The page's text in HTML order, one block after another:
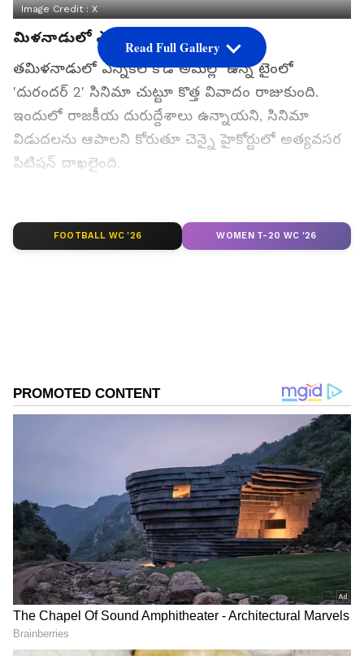
Image Credit :X
మిళనాడులో ఎన్నికల కోడ్
తమిళనాడులో ఎన్నికల కోడ్ అమల్లో ఉన్న టైంలో
'దురందర్ 2' సినిమా చుట్టూ కొత్త వివాదం రాజుకుంది.
ఇందులో రాజకీయ దురుద్దేశాలు ఉన్నాయని, సినిమా
విడుదలను ఆపాలని కోరుతూ చెన్నై హైకోర్టులో అత్యవసర
పిటిషన్ దాఖలైంది.
ను మీ ఫ్రిఫర్డ్ సోర్స్ గా ఎంచుకోండి
2
5
Read Full Gallery
FOOTBALL WC '26 WOMEN T-20 WC '26